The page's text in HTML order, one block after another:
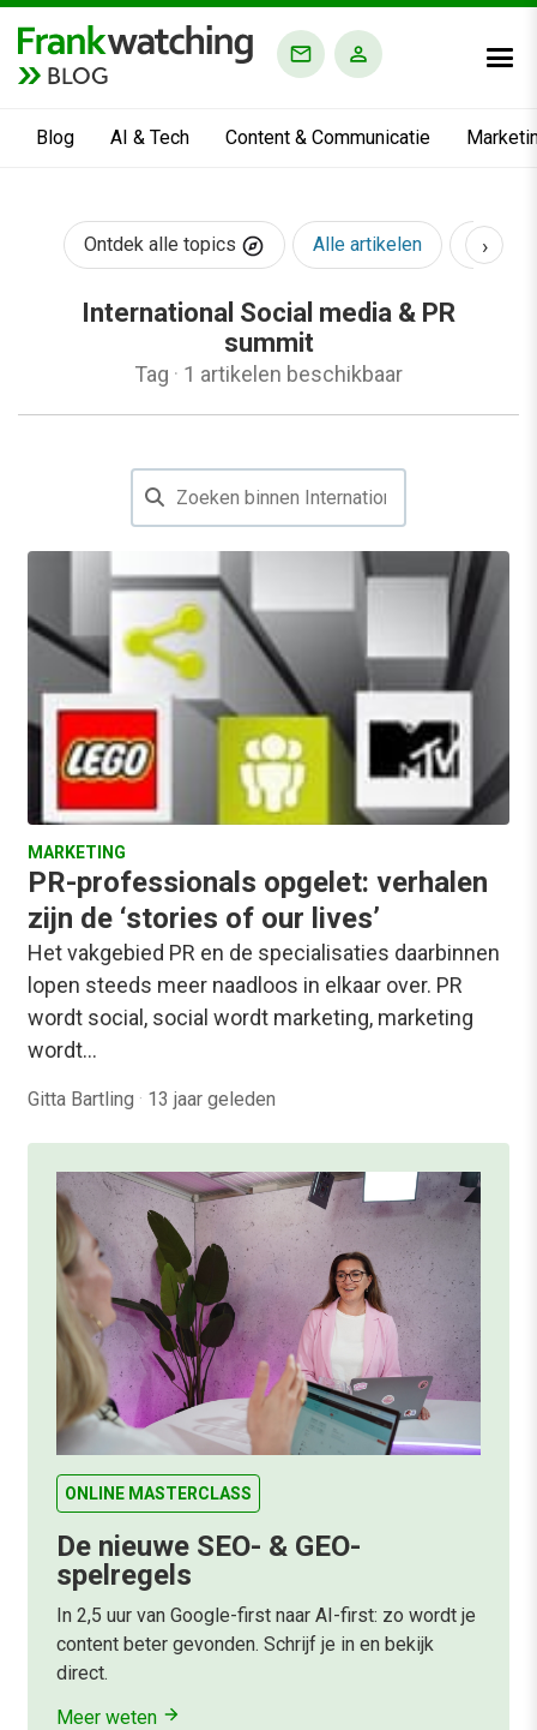
BLOG
Blog AI & Tech Content & Communicatie
Ontdek alle topics Alle artikelen AI &
›
International Social media & PR
summit
Tag · 1 artikelen beschikbaar
MARKETING
PR-professionals opgelet: verhalen
zijn de ‘stories of our lives’
Het vakgebied PR en de specialisaties daarbinnen
lopen steeds meer naadloos in elkaar over. PR
wordt social, social wordt marketing, marketing
wordt…
Gitta Bartling · 13 jaar geleden
ONLINE MASTERCLASS
De nieuwe SEO- & GEO-
spelregels
In 2,5 uur van Google-first naar AI-first: zo wordt je
content beter gevonden. Schrijf je in en bekijk
direct.
Meer weten